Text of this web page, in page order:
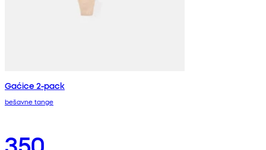
Gaćice 2-pack
bešavne tange